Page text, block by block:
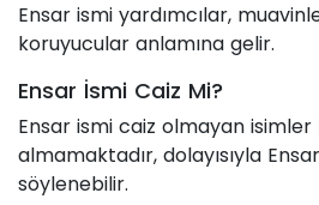
Ensar ismi yardımcılar,
koruyucular anlamına gelir.
Ensar İsmi Caiz Mi?
Ensar ismi caiz olmayan
almamaktadır, dolayısıyla
söylenebilir.